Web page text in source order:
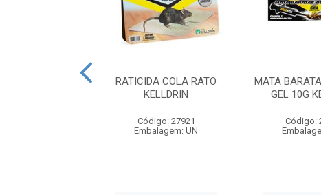
RATICIDA COLA RATO
KELLDRIN
Código: 27921
Embalagem: UN
MATA
GEL 10G
Código: